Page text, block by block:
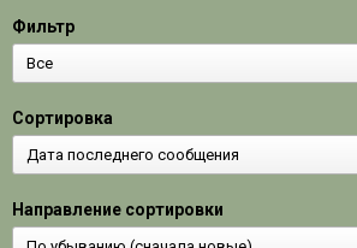
Фильтр
Сортировка
Направление сортировки